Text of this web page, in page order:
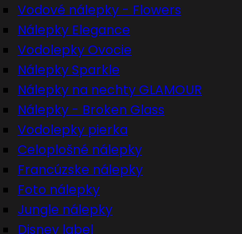
Vodové nálepky - Flowers
Nálepky Elegance
Vodolepky Ovocie
Nálepky Sparkle
Nálepky na nechty GLAMOUR
Nálepky - Broken Glass
Vodolepky pierka
Celoplošné nálepky
Francúzske nálepky
Foto nálepky
Jungle nálepky
Disney label